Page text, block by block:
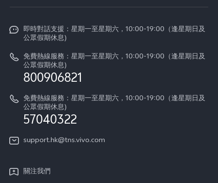
V60
服務中心
Funtouch OS
系統升級
零配件價格查詢
IMEI 碼驗證
維修進度
保修條款
客戶服務私隱聲明
新聞資訊
vivo工作
法律聲明
關於我們
vivo 私隱中心
即時對話支援：星期一至星期六，10:00-19:00（逢星期日及
公眾假期休息)
免費熱線服務：星期一至星期六，10:00-19:00（逢星期日及
公眾假期休息)
800906821
免費熱線服務：星期一至星期六，10:00-19:00（逢星期日及
公眾假期休息)
57040322
support.hk@tns.vivo.com
關注我們